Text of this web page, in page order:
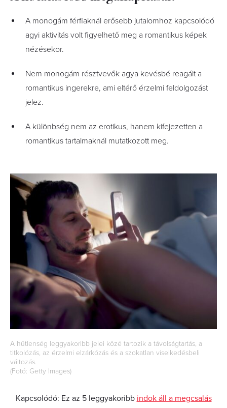
A monogám férfiaknál erősebb jutalomhoz kapcsolódó
agyi aktivitás volt figyelhető meg a romantikus képek
nézésekor.
Nem monogám résztvevők agya kevésbé reagált a
romantikus ingerekre, ami eltérő érzelmi feldolgozást
jelez.
A különbség nem az erotikus, hanem kifejezetten a
romantikus tartalmaknál mutatkozott meg.
A hűtlenség leggyakoribb jelei közé tartozik a távolságtartás, a
titkolózás, az érzelmi elzárkózás és a szokatlan viselkedésbeli
változás.
(Fotó: Getty Images)
Kapcsolódó: Ez az 5 leggyakoribb indok áll a megcsalás